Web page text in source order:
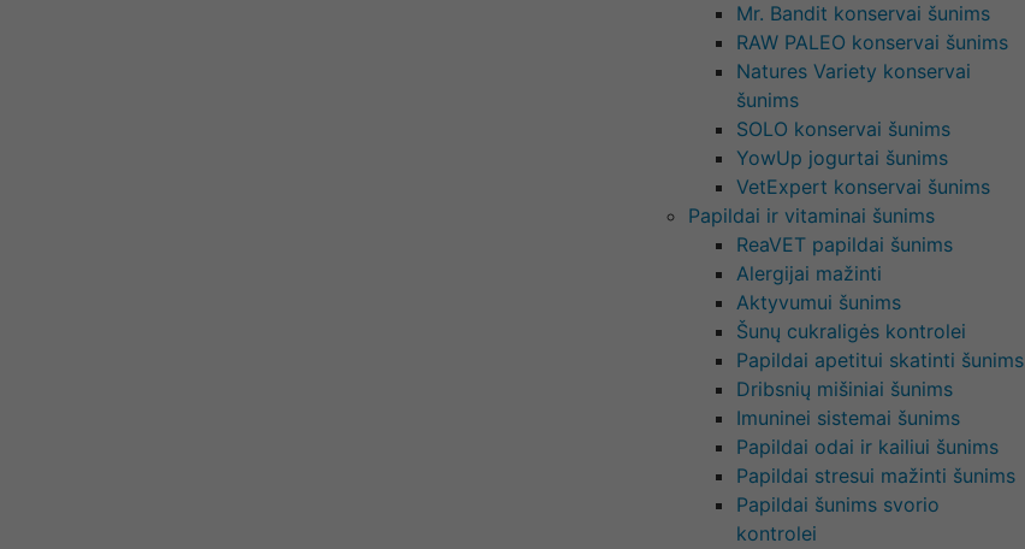
Mr. Bandit konservai šunims
RAW PALEO konservai šunims
Natures Variety konservai
šunims
SOLO konservai šunims
YowUp jogurtai šunims
VetExpert konservai šunims
Papildai ir vitaminai šunims
ReaVET papildai šunims
Alergijai mažinti
Aktyvumui šunims
Šunų cukraligės kontrolei
Papildai apetitui skatinti šunims
Dribsnių mišiniai šunims
Imuninei sistemai šunims
Papildai odai ir kailiui šunims
Papildai stresui mažinti šunims
Papildai šunims svorio
kontrolei